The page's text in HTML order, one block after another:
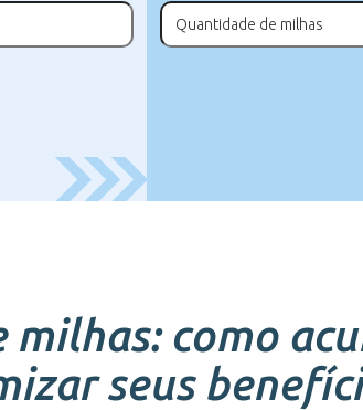
milhas: como
seus